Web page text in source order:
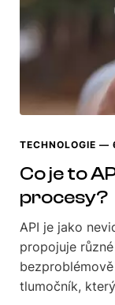
TECHNOLOGIE —
Co je to
procesy?
API je jako
propojuje
tlumočník,